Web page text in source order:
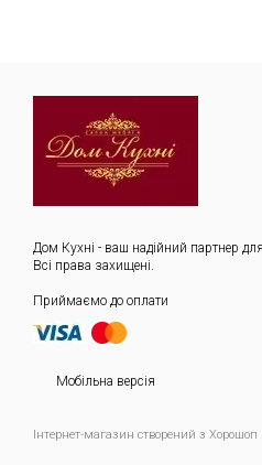
Дом Кухні - ваш надійний партнер
Всі права захищені.
Приймаємо до оплати
Мобільна версія
Інтернет-магазин створений з Хорошоп